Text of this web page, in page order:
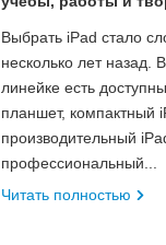
Выбрать iPad стало
несколько лет назад.
линейке есть
планшет, компактный
производительный
профессиональный...
Читать полностью